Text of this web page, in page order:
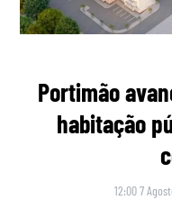
Portimão
habitação
12:00 7